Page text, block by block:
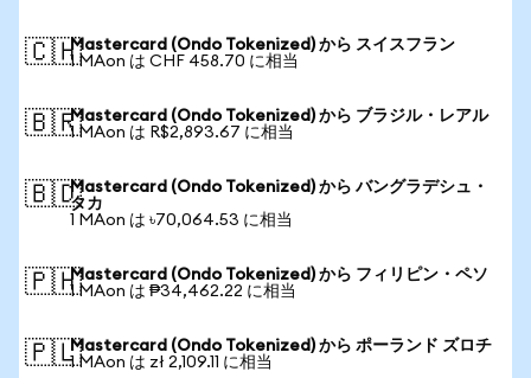
🇨🇭Mastercard (Ondo Tokenized) から スイスフラン
1 MAon は CHF 458.70 に相当
🇧🇷Mastercard (Ondo Tokenized) から ブラジル・レアル
1 MAon は R$2,893.67 に相当
🇧🇩Mastercard (Ondo Tokenized) から バングラデシュ・
タカ
1 MAon は ৳70,064.53 に相当
🇵🇭Mastercard (Ondo Tokenized) から フィリピン・ペソ
1 MAon は ₱34,462.22 に相当
🇵🇱Mastercard (Ondo Tokenized) から ポーランド ズロチ
1 MAon は zł 2,109.11 に相当